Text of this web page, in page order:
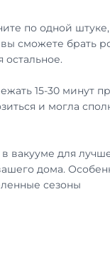
по одной
сможете брать
15-30 минут
и могла
вакууме для
дома.
сезоны